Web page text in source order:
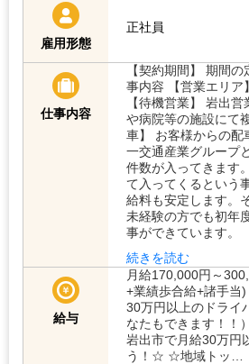
雇用形態
正社員
仕事内容
【契約期間】 期間
事内容 【営業エリア
【待機営業】 岩出
や病院等の施設にて
車】 お客様からの配
一交通産業グループ
件数が入ってきます
て入ってくるという
給料も安定します。
未経験の方でも初年
事ができています。
続きを読む
給与
月給170,000円～
+業績歩合給+諸手当
30万円以上のドライ
なたもできます！！
岩出市で月給30万円
う！☆ ☆地域トッ…